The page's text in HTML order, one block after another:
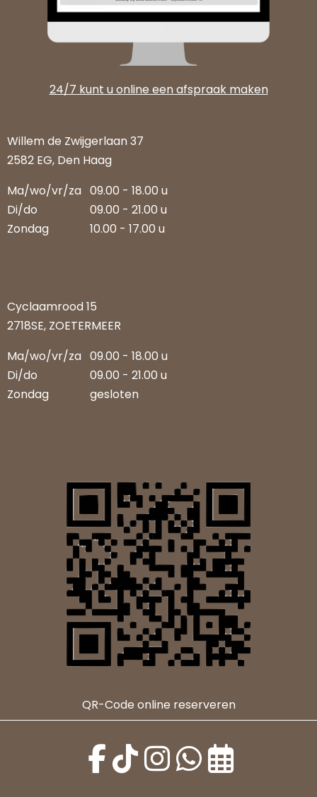
24/7 kunt u online een afspraak maken
Willem de Zwijgerlaan 37
2582 EG, Den Haag
Ma/wo/vr/za 09.00 - 18.00 u
Di/do
09.00 - 21.00 u
Zondag
10.00 - 17.00 u
Cyclaamrood 15
2718SE, ZOETERMEER
Ma/wo/vr/za 09.00 - 18.00 u
Di/do
09.00 - 21.00 u
Zondag
gesloten
QR-Code online reserveren